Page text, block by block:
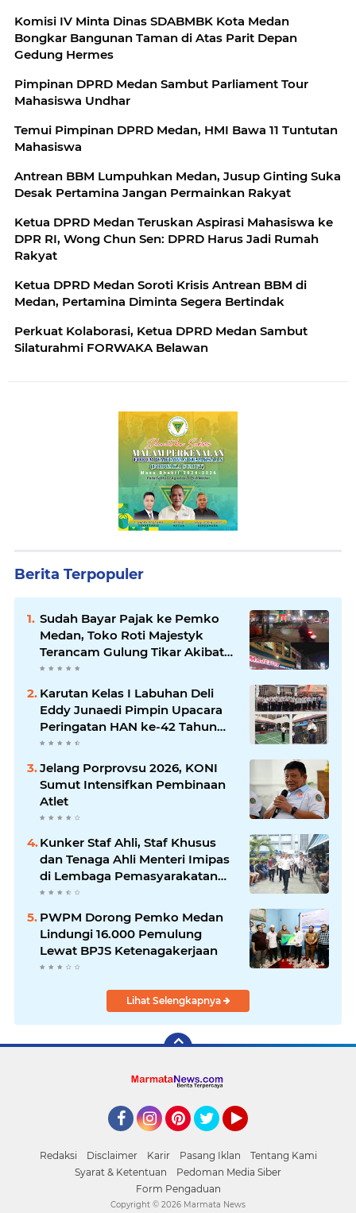
Komisi IV Minta Dinas SDABMBK Kota Medan
Bongkar Bangunan Taman di Atas Parit Depan
Gedung Hermes
Pimpinan DPRD Medan Sambut Parliament Tour
Mahasiswa Undhar
Temui Pimpinan DPRD Medan, HMI Bawa 11 Tuntutan
Mahasiswa
Antrean BBM Lumpuhkan Medan, Jusup Ginting Suka
Desak Pertamina Jangan Permainkan Rakyat
Ketua DPRD Medan Teruskan Aspirasi Mahasiswa ke
DPR RI, Wong Chun Sen: DPRD Harus Jadi Rumah
Rakyat
Ketua DPRD Medan Soroti Krisis Antrean BBM di
Medan, Pertamina Diminta Segera Bertindak
Perkuat Kolaborasi, Ketua DPRD Medan Sambut
Silaturahmi FORWAKA Belawan
Berita Terpopuler
Sudah Bayar Pajak ke Pemko
Medan, Toko Roti Majestyk
Terancam Gulung Tikar Akibat
Akses Jalan Ditutup Pedagang
Angkringan
Karutan Kelas I Labuhan Deli
Eddy Junaedi Pimpin Upacara
Peringatan HAN ke-42 Tahun
2026
Jelang Porprovsu 2026, KONI
Sumut Intensifkan Pembinaan
Atlet
Kunker Staf Ahli, Staf Khusus
dan Tenaga Ahli Menteri Imipas
di Lembaga Pemasyarakatan
Kelas I Medan: Pelayanan Prima
Dipastikan Berjalan Optimal
PWPM Dorong Pemko Medan
Lindungi 16.000 Pemulung
Lewat BPJS Ketenagakerjaan
Lihat Selengkapnya
Redaksi Disclaimer Karir Pasang Iklan
Tentang Kami
Syarat & Ketentuan
Pedoman Media Siber
Form Pengaduan
Copyright © 2026 Marmata News